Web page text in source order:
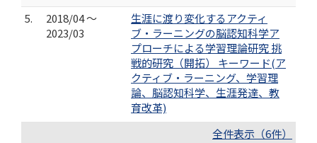
5.
2018/04 ～
2023/03
生涯に渡り変化するアクティ
ブ・ラーニングの脳認知科学ア
プローチによる学習理論研究 挑
戦的研究（開拓） キーワード(ア
クティブ・ラーニング、学習理
論、脳認知科学、生涯発達、教
育改革)
全件表示（6件）